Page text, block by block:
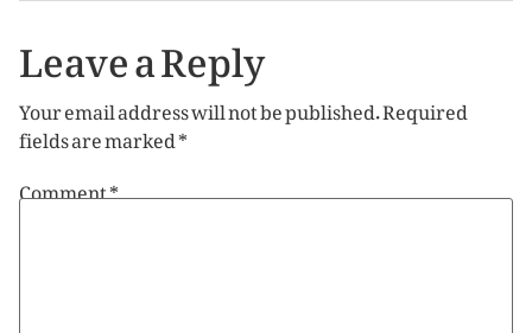
Leave a Reply
Your email address will not be published.Required
fields are marked*
Comment*